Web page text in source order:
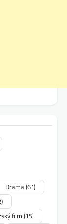
Drama(61)
film(15)